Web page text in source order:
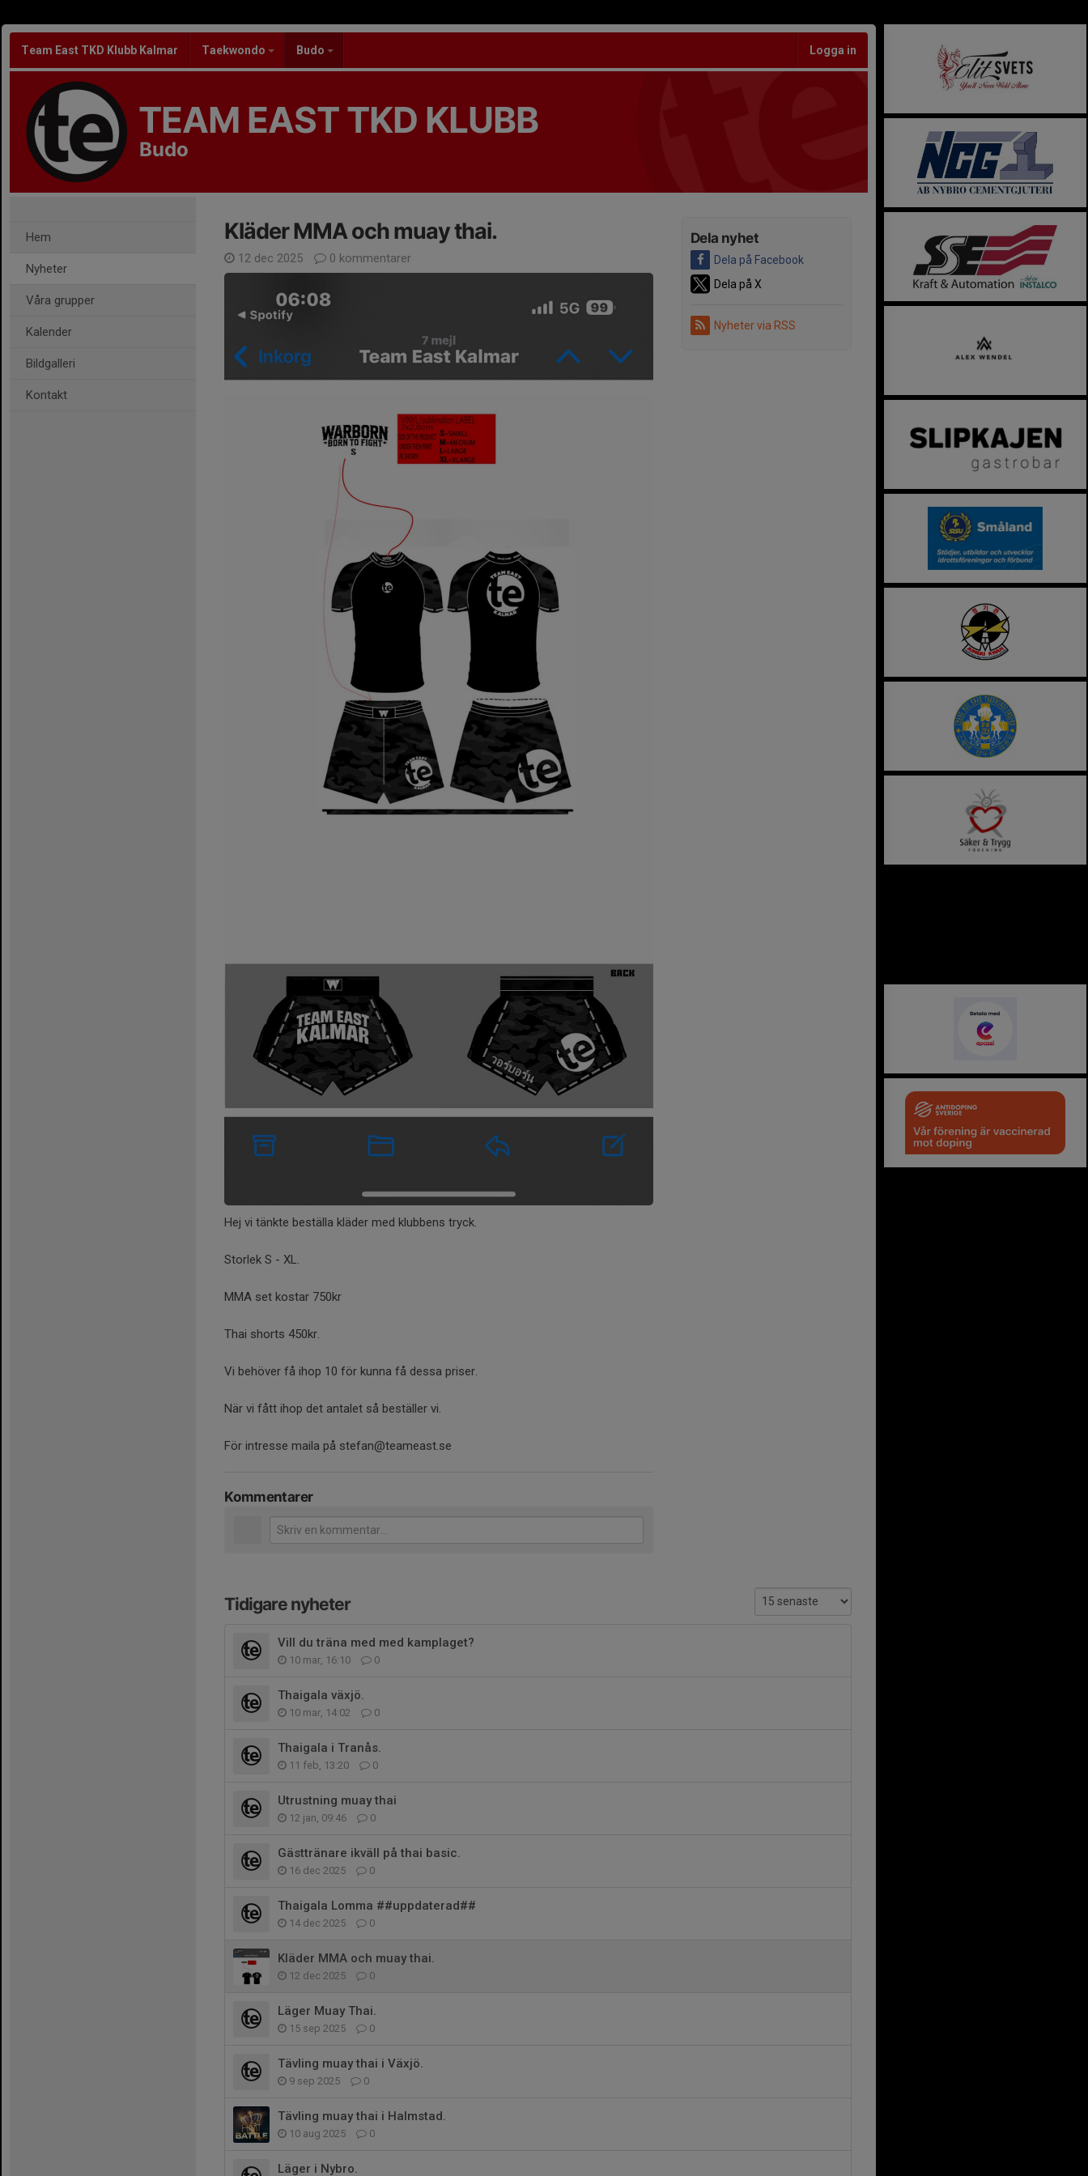
Team East TKD Klubb Kalmar Taekwondo Budo Logga in
TEAM EAST TKD KLUBB
Budo
Hem
Nyheter
Våra grupper
Kalender
Bildgalleri
Kontakt
Dela nyhet
Dela på Facebook
Dela på X
Nyheter via RSS
Kläder MMA och muay thai.
12 dec 2025 0 kommentarer
Hej vi tänkte beställa kläder med klubbens tryck.
Storlek S - XL.
MMA set kostar 750kr
Thai shorts 450kr.
Vi behöver få ihop 10 för kunna få dessa priser.
När vi fått ihop det antalet så beställer vi.
För intresse maila på stefan@teameast.se
Kommentarer
Tidigare nyheter
Vill du träna med med kamplaget?
10 mar, 16:10 0
Thaigala växjö.
10 mar, 14:02 0
Thaigala i Tranås.
11 feb, 13:20 0
Utrustning muay thai
12 jan, 09:46 0
Gästtränare ikväll på thai basic.
16 dec 2025 0
Thaigala Lomma ##uppdaterad##
14 dec 2025 0
Kläder MMA och muay thai.
12 dec 2025 0
Läger Muay Thai.
15 sep 2025 0
Tävling muay thai i Växjö.
9 sep 2025 0
Tävling muay thai i Halmstad.
10 aug 2025 0
Läger i Nybro.